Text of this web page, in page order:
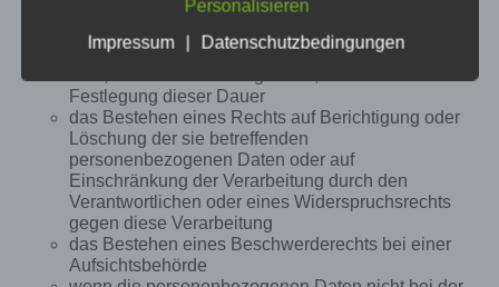
Organisationen
falls möglich die geplante Dauer, für die die
personenbezogenen Daten gespeichert werden,
Festlegung dieser Dauer
das Bestehen eines Rechts auf Berichtigung oder
Löschung der sie betreffenden
personenbezogenen Daten oder auf
Einschränkung der Verarbeitung durch den
Verantwortlichen oder eines Widerspruchsrechts
gegen diese Verarbeitung
das Bestehen eines Beschwerderechts bei einer
Aufsichtsbehörde
Alexander Schneider
Gabriel-Max-Strasse 16
10245 Berlin
Deutschland
01631696188
E-Mail: hello@schneideralexander.com
Personalisieren
Impressum | Datenschutzbedingungen